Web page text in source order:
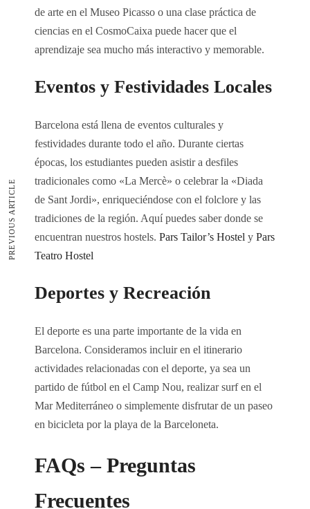
de arte en el Museo Picasso o una clase práctica de
ciencias en el CosmoCaixa puede hacer que el
aprendizaje sea mucho más interactivo y memorable.
Eventos y Festividades Locales
Barcelona está llena de eventos culturales y
festividades durante todo el año. Durante ciertas
épocas, los estudiantes pueden asistir a desfiles
tradicionales como «La Mercè» o celebrar la «Diada
de Sant Jordi», enriqueciéndose con el folclore y las
tradiciones de la región. Aquí puedes saber donde se
encuentran nuestros hostels. Pars Tailor’s Hostel y Pars
Teatro Hostel
Deportes y Recreación
El deporte es una parte importante de la vida en
Barcelona. Consideramos incluir en el itinerario
actividades relacionadas con el deporte, ya sea un
partido de fútbol en el Camp Nou, realizar surf en el
Mar Mediterráneo o simplemente disfrutar de un paseo
en bicicleta por la playa de la Barceloneta.
FAQs – Preguntas
Frecuentes
PREVIOUS ARTICLE